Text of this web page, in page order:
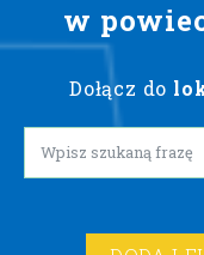
w
Dołącz do
Lorem ipsum